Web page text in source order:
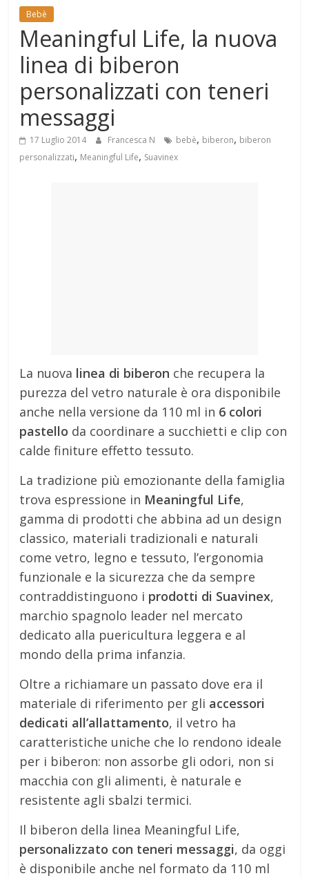
Mondo
Bebè
Meaningful Life, la nuova
linea di biberon
personalizzati con teneri
messaggi
17 Luglio 2014 Francesca N bebè, biberon, biberon
personalizzati, Meaningful Life, Suavinex
La nuova linea di biberon che recupera la
purezza del vetro naturale è ora disponibile
anche nella versione da 110 ml in 6 colori
pastello da coordinare a succhietti e clip con
calde finiture effetto tessuto.
La tradizione più emozionante della famiglia
trova espressione in Meaningful Life,
gamma di prodotti che abbina ad un design
classico, materiali tradizionali e naturali
come vetro, legno e tessuto, l’ergonomia
funzionale e la sicurezza che da sempre
contraddistinguono i prodotti di Suavinex,
marchio spagnolo leader nel mercato
dedicato alla puericultura leggera e al
mondo della prima infanzia.
Oltre a richiamare un passato dove era il
materiale di riferimento per gli accessori
dedicati all’allattamento, il vetro ha
caratteristiche uniche che lo rendono ideale
per i biberon: non assorbe gli odori, non si
macchia con gli alimenti, è naturale e
resistente agli sbalzi termici.
Il biberon della linea Meaningful Life,
personalizzato con teneri messaggi, da oggi
è disponibile anche nel formato da 110 ml